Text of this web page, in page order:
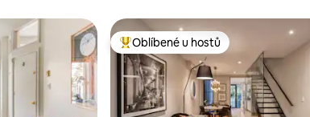
u hostů Nejlepší v kategorii Oblíbené u hostů
Oblíbené u hostů